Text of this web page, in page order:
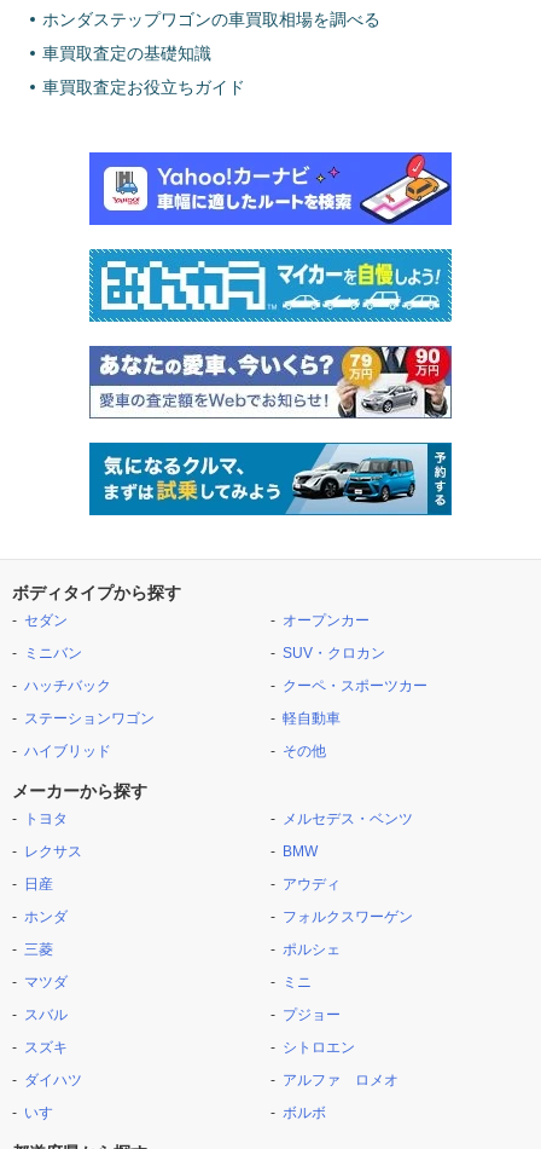
ホンダステップワゴンの車買取相場を調べる
車買取査定の基礎知識
車買取査定お役立ちガイド
ボディタイプから探す
セダン
ミニバン
ハッチバック
ステーションワゴン
ハイブリッド
オープンカー
SUV・クロカン
クーペ・スポーツカー
軽自動車
その他
メーカーから探す
トヨタ
レクサス
日産
ホンダ
三菱
マツダ
スバル
スズキ
ダイハツ
いすゞ
メルセデス・ベンツ
BMW
アウディ
フォルクスワーゲン
ポルシェ
ミニ
プジョー
シトロエン
アルファ ロメオ
ボルボ